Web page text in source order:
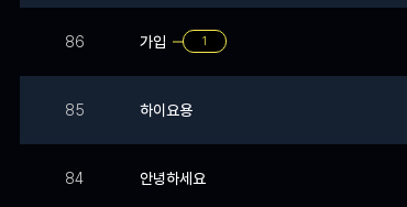
86 가입 1
85 하이요용
84 안녕하세요